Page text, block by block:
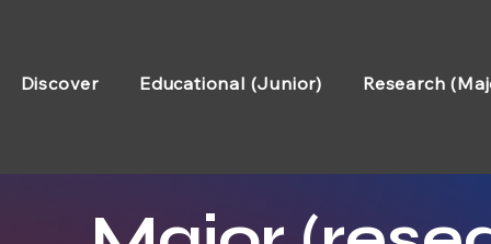
Discover Educational (Junior) Research